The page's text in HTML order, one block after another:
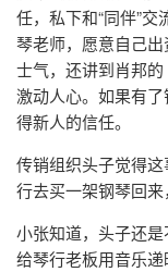
任，私下和“同伴”
琴老师，愿意自己
士气，还讲到肖邦的
激动人心。如果有
得新人的信任。
传销组织头子觉得
行去买一架钢琴回来
小张知道，头子还
给琴行老板用音乐递